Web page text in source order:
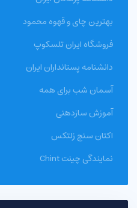
بهترین چای و قهوه محمود
فروشگاه ایران تلسکوپ
دانشنامه پستانداران ایران
آسمان شب برای همه
آموزش سازدهنی
اکتان سنج زلتکس
نمایندگی چینت Chint